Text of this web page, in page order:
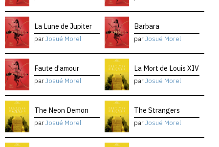
La Lune de Jupiter
parJosué Morel
Barbara
parJosué Morel
Faute d’amour
parJosué Morel
La Mort de Louis XIV
parJosué Morel
The Neon Demon
parJosué Morel
The Strangers
parJosué Morel